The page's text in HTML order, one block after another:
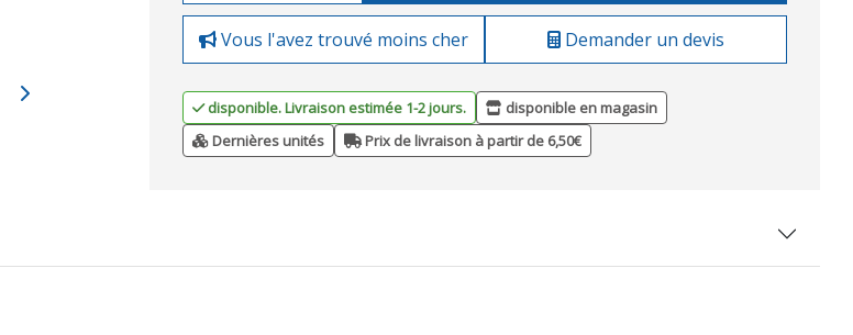
Vous l'avez trouvé moins cher Demander un devis
disponible. Livraison estimée 1-2 jours.
disponible en magasin
Dernières unités
Prix de livraison à partir de 6,50€